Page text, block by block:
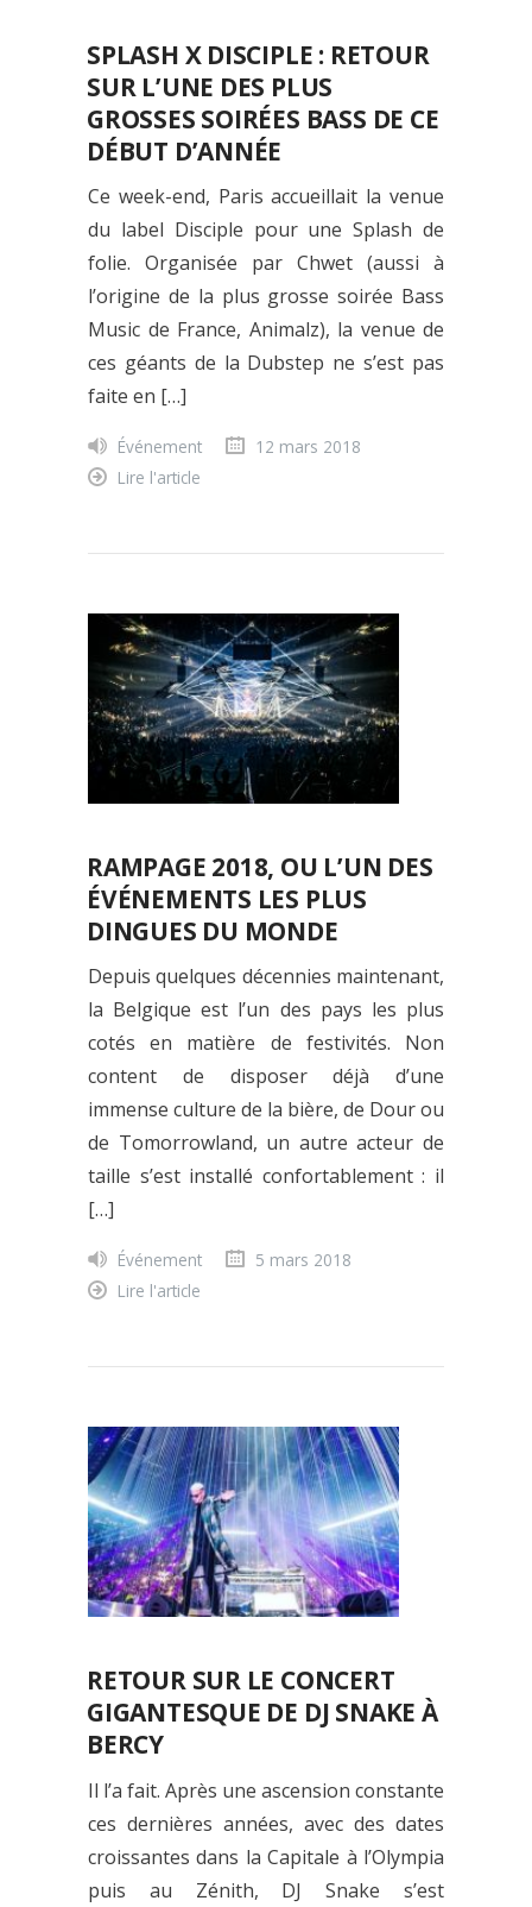
SPLASH X DISCIPLE : RETOUR
SUR L’UNE DES PLUS
GROSSES SOIRÉES BASS DE CE
DÉBUT D’ANNÉE
Ce week-end, Paris accueillait la venue
du label Disciple pour une Splash de
folie. Organisée par Chwet (aussi à
l’origine de la plus grosse soirée Bass
Music de France, Animalz), la venue de
ces géants de la Dubstep ne s’est pas
faite en […]
Événement
12 mars 2018
Lire l'article
RAMPAGE 2018, OU L’UN DES
ÉVÉNEMENTS LES PLUS
DINGUES DU MONDE
Depuis quelques décennies maintenant,
la Belgique est l’un des pays les plus
cotés en matière de festivités. Non
content de disposer déjà d’une
immense culture de la bière, de Dour ou
de Tomorrowland, un autre acteur de
taille s’est installé confortablement : il
[…]
Événement
5 mars 2018
Lire l'article
RETOUR SUR LE CONCERT
GIGANTESQUE DE DJ SNAKE À
BERCY
Il l’a fait. Après une ascension constante
ces dernières années, avec des dates
croissantes dans la Capitale à l’Olympia
puis au Zénith, DJ Snake s’est